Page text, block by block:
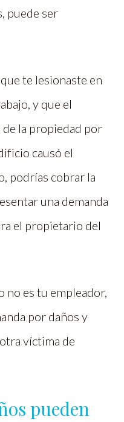
puede ser
te lesionaste en
y que el
la propiedad por
causó el
podrías cobrar la
una demanda
el propietario del
no es tu empleador,
por daños y
víctima de
pueden